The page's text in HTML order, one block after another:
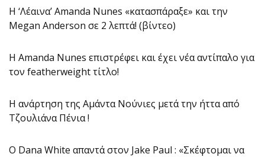
H ‘Λέαινα’ Amanda Nunes «κατασπάραξε» και την
Megan Anderson σε 2 λεπτά! (βίντεο)
H Amanda Nunes επιστρέφει και έχει νέα αντίπαλο για
τον featherweight τίτλο!
H ανάρτηση της Αμάντα Νούνιες μετά την ήττα από
Τζουλιάνα Πένια !
O Dana White απαντά στον Jake Paul : «Σκέφτομαι να